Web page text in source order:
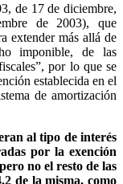
de 17 de diciembre,
de 2003), que
extender más allá de
imponible, de las
por lo que se
establecida en el
de amortización
al tipo de interés
por la exención
no el resto de las
de la misma, como